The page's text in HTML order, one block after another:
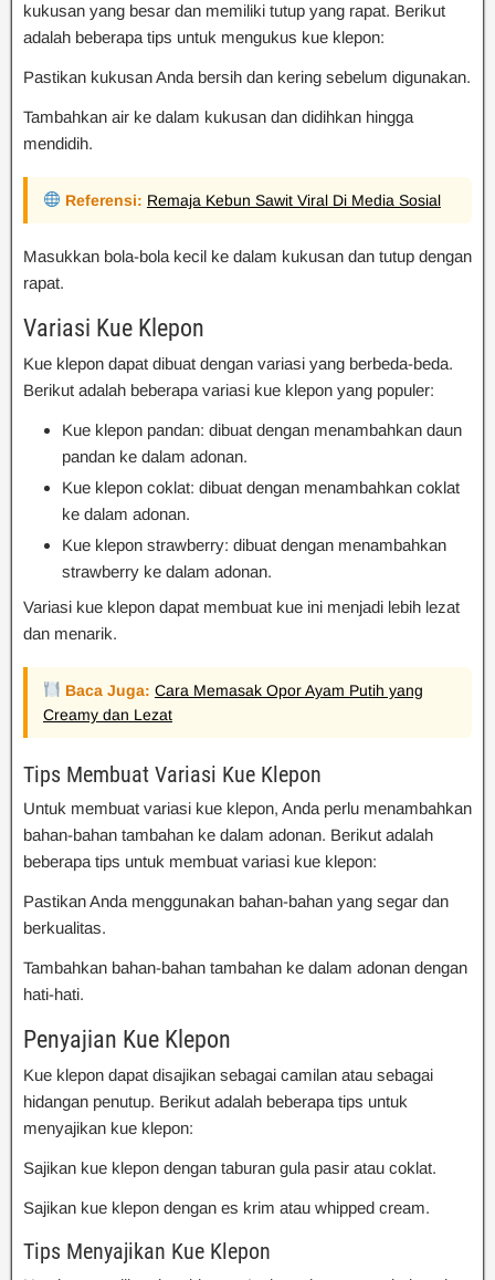
kukusan yang besar dan memiliki tutup yang rapat. Berikut
adalah beberapa tips untuk mengukus kue klepon:
Pastikan kukusan Anda bersih dan kering sebelum digunakan.
Tambahkan air ke dalam kukusan dan didihkan hingga
mendidih.
Referensi: Remaja Kebun Sawit Viral Di Media Sosial
Masukkan bola-bola kecil ke dalam kukusan dan tutup dengan
rapat.
Variasi Kue Klepon
Kue klepon dapat dibuat dengan variasi yang berbeda-beda.
Berikut adalah beberapa variasi kue klepon yang populer:
Kue klepon pandan: dibuat dengan menambahkan daun
pandan ke dalam adonan.
Kue klepon coklat: dibuat dengan menambahkan coklat
ke dalam adonan.
Kue klepon strawberry: dibuat dengan menambahkan
strawberry ke dalam adonan.
Variasi kue klepon dapat membuat kue ini menjadi lebih lezat
dan menarik.
Baca Juga: Cara Memasak Opor Ayam Putih yang
Creamy dan Lezat
Tips Membuat Variasi Kue Klepon
Untuk membuat variasi kue klepon, Anda perlu menambahkan
bahan-bahan tambahan ke dalam adonan. Berikut adalah
beberapa tips untuk membuat variasi kue klepon:
Pastikan Anda menggunakan bahan-bahan yang segar dan
berkualitas.
Tambahkan bahan-bahan tambahan ke dalam adonan dengan
hati-hati.
Penyajian Kue Klepon
Kue klepon dapat disajikan sebagai camilan atau sebagai
hidangan penutup. Berikut adalah beberapa tips untuk
menyajikan kue klepon:
Sajikan kue klepon dengan taburan gula pasir atau coklat.
Sajikan kue klepon dengan es krim atau whipped cream.
Tips Menyajikan Kue Klepon